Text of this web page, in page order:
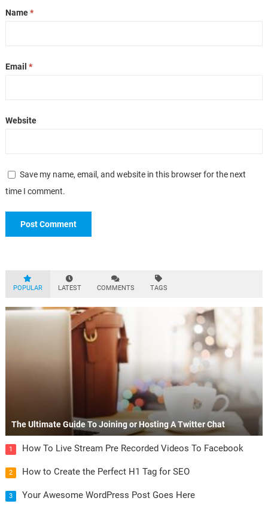
Name*
Email *
Website
Save my name, email, and website in this browser for the next
time I comment.
POPULAR LATEST COMMENTS TAGS
The Ultimate Guide To Joining or Hosting A Twitter Chat
1 How To Live Stream Pre Recorded Videos To Facebook
2 How to Create the Perfect H1 Tag for SEO
3 Your Awesome WordPress Post Goes Here